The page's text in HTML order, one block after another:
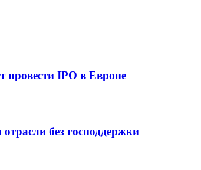
провести IPO в Европе
без господдержки